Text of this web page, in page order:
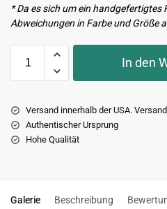
* Da es sich um ein
Abweichungen in Farbe und Größe
In den
Versand innerhalb der USA.
Authentischer Ursprung
Hohe Qualität
Galerie Beschreibung